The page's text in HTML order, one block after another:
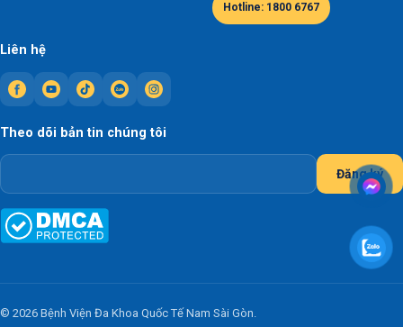
Liên hệ
Hotline: 1800 6767
Theo dõi bản tin chúng tôi
Đăng ký
© 2026 Bệnh Viện Đa Khoa Quốc Tế Nam Sài Gòn.